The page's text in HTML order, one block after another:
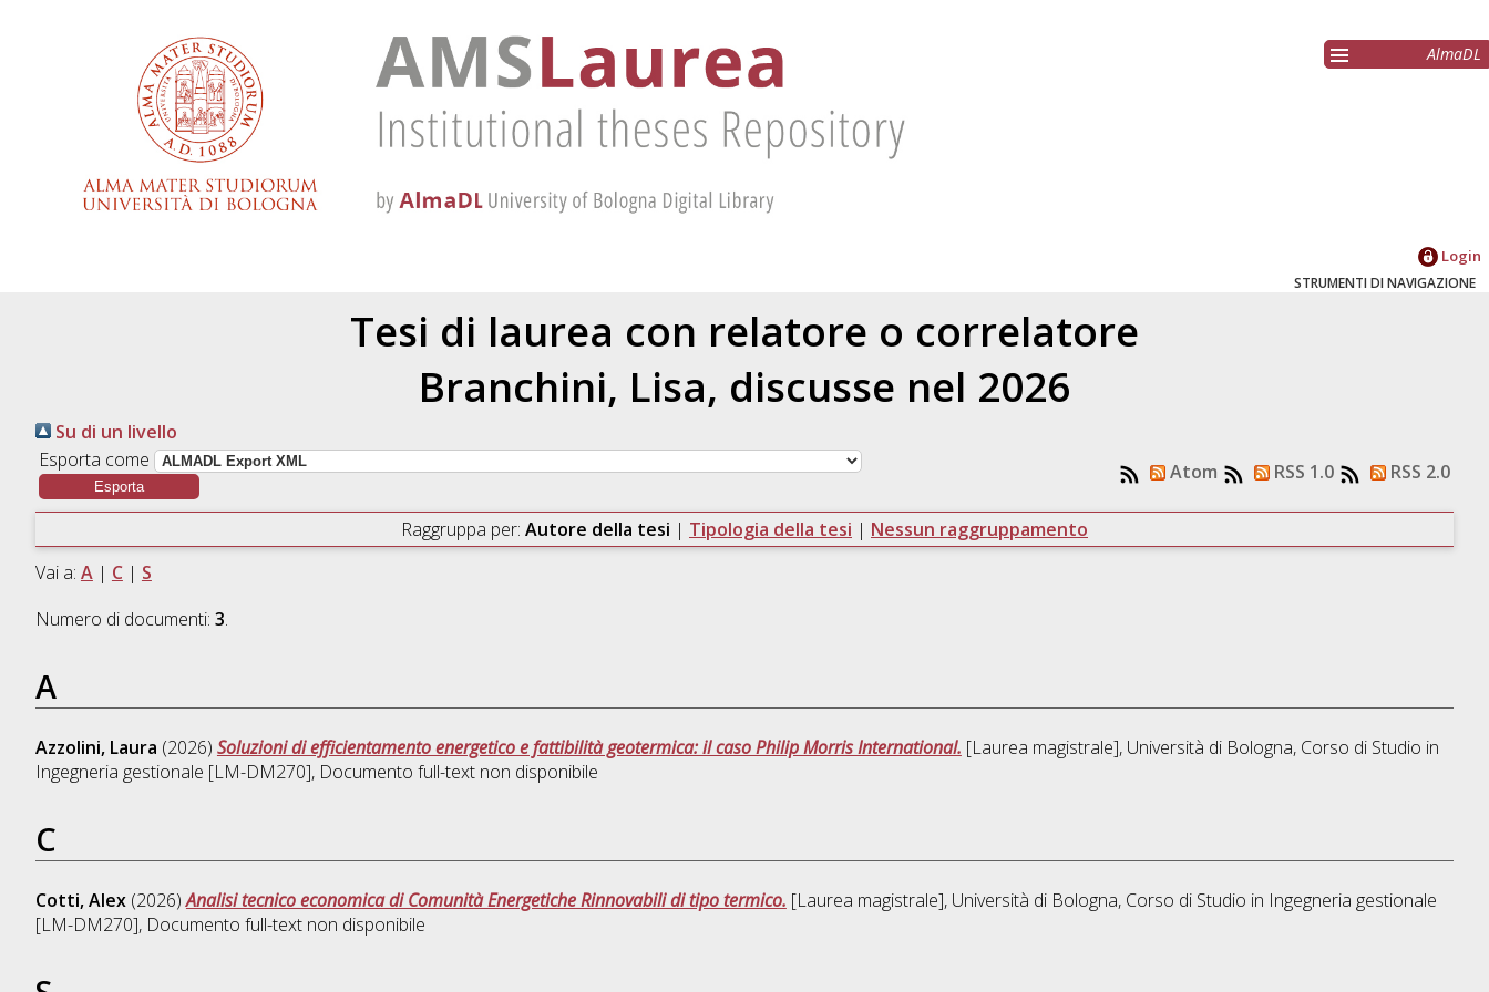
AlmaDL
Login
STRUMENTI DI NAVIGAZIONE
Tesi di laurea con relatore o correlatore
Branchini, Lisa, discusse nel 2026
Su di un livello
Esporta come
Atom RSS 1.0 RSS 2.0
Raggruppa per: Autore della tesi | Tipologia della tesi | Nessun raggruppamento
Vai a: A| C| S
Numero di documenti: 3.
A
Azzolini, Laura (2026) Soluzioni di efficientamento energetico e fattibilità geotermica: il caso Philip Morris International. [Laurea magistrale], Università di Bologna, Corso di Studio in
Ingegneria gestionale [LM-DM270], Documento full-text non disponibile
C
Cotti, Alex(2026)Analisi tecnico economica di Comunità Energetiche Rinnovabili di tipo termico. [Laurea magistrale], Università di Bologna, Corso di Studio in Ingegneria gestionale
[LM-DM270], Documento full-text non disponibile